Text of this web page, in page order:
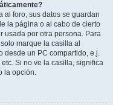
al foro, sus datos se guardan
la página o al cabo de cierto
usada por otra persona. Para
marque la casilla al
desde un PC compartido, e.j.
Si no ve la casilla, significa
la opción.